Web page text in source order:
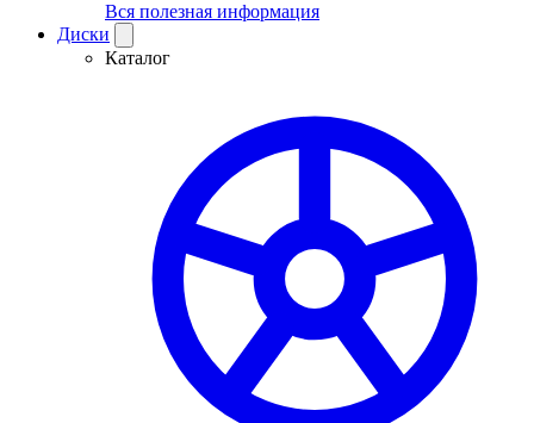
Вся полезная информация
Диски
Каталог